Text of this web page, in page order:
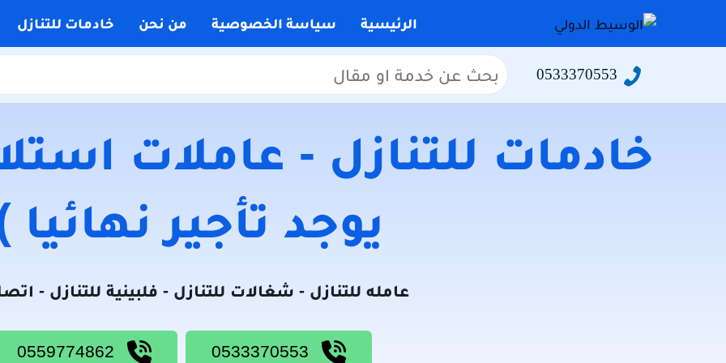
الرئيسية سياسة الخصوصية من نحن خادمات للتنازل
0533370553
البحث
عن:
خادمات للتنازل - عاملات
يوجد تأجير نهائيا
عامله للتنازل - شغالات للتنازل - فلبينية للتنازل -